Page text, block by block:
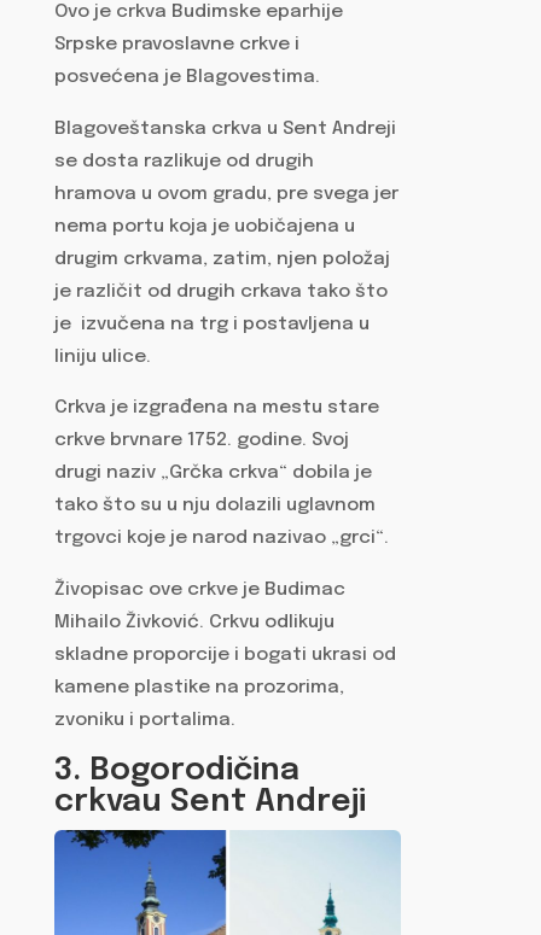
Ovo je crkva Budimske eparhije
Srpske pravoslavne crkve i
posvećena je Blagovestima.
Blagoveštanska crkva u Sent Andreji
se dosta razlikuje od drugih
hramova u ovom gradu, pre svega jer
nema portu koja je uobičajena u
drugim crkvama, zatim, njen položaj
je različit od drugih crkava tako što
je izvučena na trg i postavljena u
liniju ulice.
Crkva je izgrađena na mestu stare
crkve brvnare 1752. godine. Svoj
drugi naziv „Grčka crkva“ dobila je
tako što su u nju dolazili uglavnom
trgovci koje je narod nazivao „grci“.
Živopisac ove crkve je Budimac
Mihailo Živković. Crkvu odlikuju
skladne proporcije i bogati ukrasi od
kamene plastike na prozorima,
zvoniku i portalima.
3. Bogorodičina
crkvau Sent Andreji